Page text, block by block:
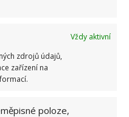
Vždy aktivní
zdrojů údajů,
zařízení na
poloze,
České zemědělské
V podstatě vše, co je
v j...[Více o autorovi]